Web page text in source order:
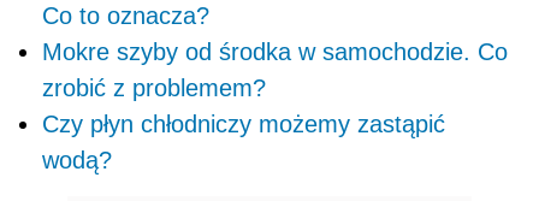
Co to oznacza?
Mokre szyby od środka w samochodzie. Co
zrobić z problemem?
Czy płyn chłodniczy możemy zastąpić
wodą?